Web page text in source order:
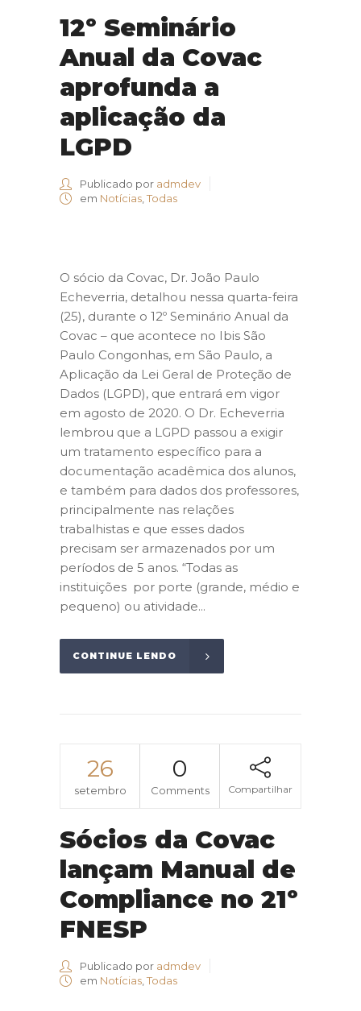
12º Seminário
Anual da Covac
aprofunda a
aplicação da
LGPD
Publicado por admdev
em Notícias Todas
O sócio da Covac, Dr. João Paulo
Echeverria, detalhou nessa quarta-feira
(25), durante o 12º Seminário Anual da
Covac – que acontece no Ibis São
Paulo Congonhas, em São Paulo, a
Aplicação da Lei Geral de Proteção de
Dados (LGPD), que entrará em vigor
em agosto de 2020. O Dr. Echeverria
lembrou que a LGPD passou a exigir
um tratamento específico para a
documentação acadêmica dos alunos,
e também para dados dos professores,
principalmente nas relações
trabalhistas e que esses dados
precisam ser armazenados por um
períodos de 5 anos. “Todas as
instituições por porte (grande, médio e
pequeno) ou atividade...
CONTINUE LENDO
26
setembro
0
Comments Compartilhar
Sócios da Covac
lançam Manual de
Compliance no 21º
FNESP
Publicado por admdev
em Notícias Todas